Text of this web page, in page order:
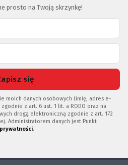
prosto na Twoją skrzynkę!
się
moich danych osobowych (imię, adres e-
z art. 6 ust. 1 lit. a RODO oraz na
drogą elektroniczną zgodnie z art. 172
Administratorem danych jest Punkt
.